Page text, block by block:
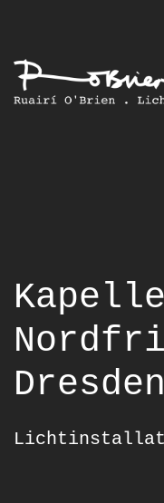
to
content
Kapelle
Dresden